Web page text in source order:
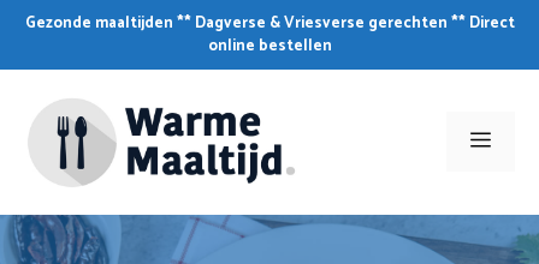
Skip
content
Gezonde maaltijden ** Dagverse & Vriesverse gerechten ** Direct
online bestellen
Menu